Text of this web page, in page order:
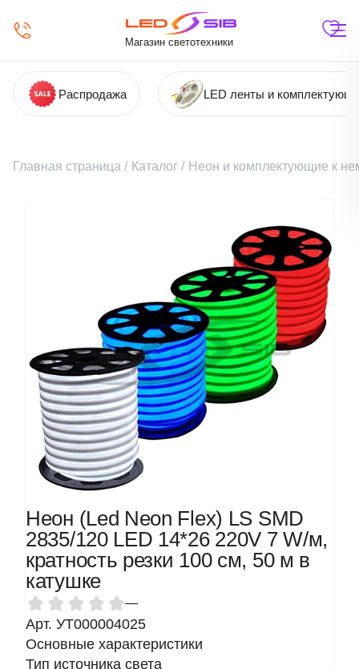
Магазин светотехники
Распродажа LED ленты и
Главная страница / Каталог / Неон и комплектующие к
Неон (Led Neon Flex) LS SMD
2835/120 LED 14*26 220V 7 W/м,
кратность резки 100 см, 50 м в
катушке
—
Арт. УТ000004025
Основные характеристики
Тип источника света